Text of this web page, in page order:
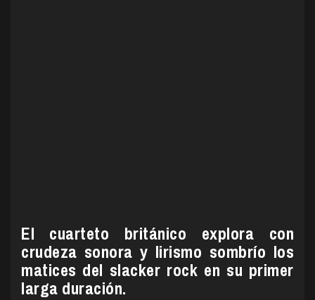
El cuarteto británico explora con
crudeza sonora y lirismo sombrío los
matices del slacker rock en su primer
larga duración.